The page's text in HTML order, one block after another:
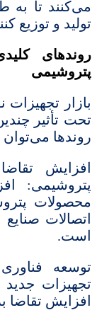
می‌کنند تا به
تولید و توزیع
روندهای
پتروشیمی
بازار
تحت تأثیر
روندها می‌توان
افزایش
پتروشیمی:
محصولات
اتصالات
است.
توسعه
تجهیزات
افزایش